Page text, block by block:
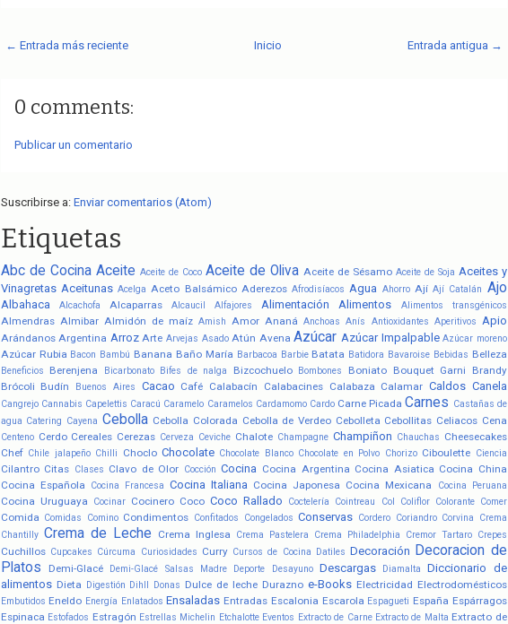
← Entrada más reciente Entrada antigua →
Inicio
0 comments:
Publicar un comentario
Suscribirse a: Enviar comentarios (Atom)
Etiquetas
Abc de Cocina Aceite Aceite de Coco Aceite de Oliva Aceite de Sésamo Aceite de Soja Aceites y
Vinagretas Aceitunas Acelga Aceto Balsámico Aderezos Afrodisíacos Agua Ahorro Ají Ají Catalán Ajo
Albahaca Alcachofa Alcaparras Alcaucil Alfajores Alimentación Alimentos Alimentos transgénicos
Almendras Almibar Almidón de maíz Amish Amor Ananá Anchoas Anís Antioxidantes Aperitivos Apio
Arándanos Argentina Arroz Arte Arvejas Asado Atún Avena Azúcar Azúcar Impalpable Azúcar moreno
Azúcar Rubia Bacon Bambú Banana Baño María Barbacoa Barbie Batata Batidora Bavaroise Bebidas Belleza
Beneficios Berenjena Bicarbonato Bifes de nalga Bizcochuelo Bombones Boniato Bouquet Garni
Brandy
Brócoli Budín Buenos Aires Cacao Café Calabacín Calabacines Calabaza Calamar Caldos Canela
Cangrejo Cannabis Capelettis Caracú Caramelo Caramelos Cardamomo Cardo Carne Picada Carnes Castañas de
agua Catering Cayena Cebolla Cebolla Colorada Cebolla de Verdeo Cebolleta Cebollitas Celiacos Cena
Centeno Cerdo Cereales Cerezas Cerveza Ceviche Chalote Champagne Champiñon Chauchas Cheesecakes
Chef Chile jalapeño Chilli Choclo Chocolate Chocolate Blanco Chocolate en Polvo Chorizo Ciboulette Ciencia
Cilantro Citas Clases Clavo de Olor Cocción Cocina Cocina Argentina Cocina Asiatica Cocina China
Cocina Española
Cocina Francesa Cocina Italiana Cocina Japonesa Cocina Mexicana Cocina Peruana
Cocina Uruguaya Cocinar Cocinero Coco Coco Rallado Coctelería Cointreau Col Coliflor Colorante Comer
Comida Comidas Comino Condimentos Confitados Congelados Conservas Cordero Coriandro Corvina
Crema
Chantilly Crema de Leche Crema Inglesa Crema Pastelera Crema Philadelphia Cremor Tartaro Crepes
Cuchillos Cupcakes Cúrcuma Curiosidades Curry Cursos de Cocina Datiles Decoración Decoracion de
Platos
Demi-Glacé Demi-Glacé Salsas Madre Deporte Desayuno Descargas Diamalta
Diccionario de
alimentos Dieta Digestión Dihll Donas Dulce de leche Durazno e-Books Electricidad Electrodomésticos
Embutidos Eneldo Energía Enlatados Ensaladas Entradas Escalonia Escarola Espagueti España Espárragos
Espinaca Estofados Estragón Estrellas Michelin Etchalotte Eventos Extracto de Carne Extracto de Malta Extracto de